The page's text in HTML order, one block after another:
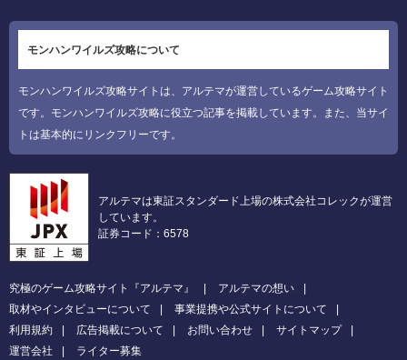
モンハンワイルズ攻略について
モンハンワイルズ攻略サイトは、アルテマが運営しているゲーム攻略サイト
です。モンハンワイルズ攻略に役立つ記事を掲載しています。また、当サイ
トは基本的にリンクフリーです。
アルテマは東証スタンダード上場の株式会社コレックが運営
しています。
証券コード：6578
究極のゲーム攻略サイト『アルテマ』
アルテマの想い
取材やインタビューについて
事業提携や公式サイトについて
利用規約
広告掲載について お問い合わせ
サイトマップ
運営会社
ライター募集